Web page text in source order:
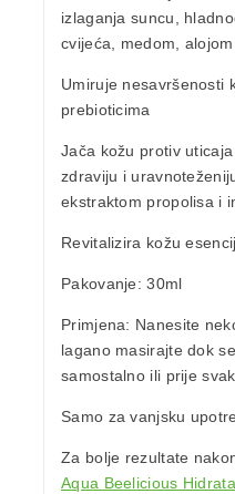
izlaganja suncu,
cvijeća, medom, alojom
Umiruje nesavršenosti
prebioticima
Jača kožu protiv
zdraviju i
ekstraktom propolisa i
Revitalizira kožu
Pakovanje:30ml
Primjena: Nanesite
lagano masirajte dok
samostalno ili prije
Samo za vanjsku
Za bolje rezultate
Aqua Beelicious